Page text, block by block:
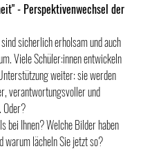
- Perspektivenwechsel der
sicherlich erholsam und auch
Viele Schüler:innen entwickeln
weiter: sie werden
verantwortungsvoller und
Oder?
bei Ihnen? Welche Bilder haben
warum lächeln Sie jetzt so?